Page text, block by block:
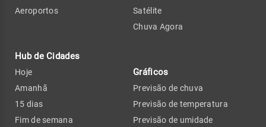
Aeroportos
Hub de Cidades
Hoje
Amanhã
15 dias
Fim de semana
Satélite
Chuva Agora
Gráficos
Previsão de chuva
Previsão de temperatura
Previsão de umidade